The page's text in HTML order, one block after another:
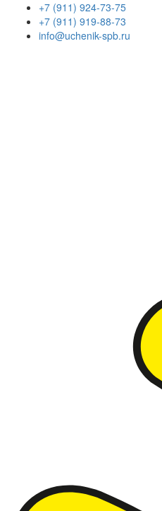
+7 (911) 924-73-75
+7 (911) 919-88-73
info@uchenik-spb.ru